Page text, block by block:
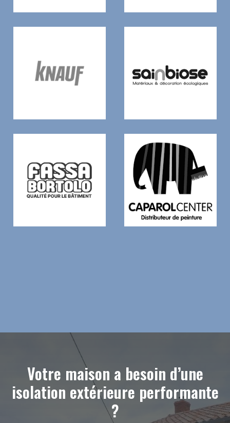
Votre maison a besoin d’une
isolation extérieure performante
?